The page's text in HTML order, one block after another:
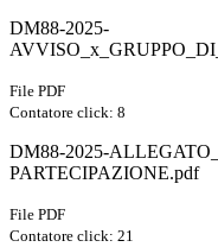
DM88-2025-
File PDF
Contatore click: 8
DM88-2025-
PARTECIPAZIONE.pdf
File PDF
Contatore click: 21